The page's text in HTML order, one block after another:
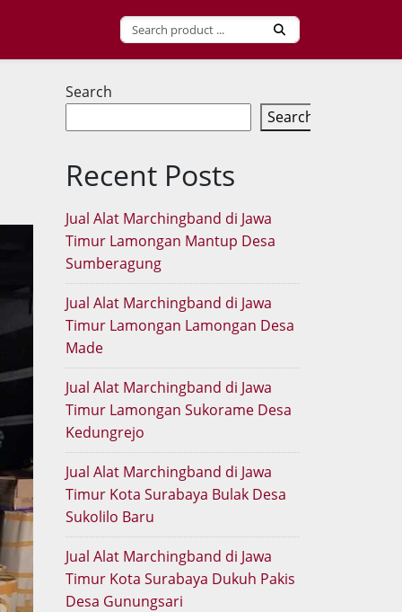
Search
Search
Recent Posts
Jual Alat Marchingband di Jawa
Timur Lamongan Mantup Desa
Sumberagung
Jual Alat Marchingband di Jawa
Timur Lamongan Lamongan Desa
Made
Jual Alat Marchingband di Jawa
Timur Lamongan Sukorame Desa
Kedungrejo
Jual Alat Marchingband di Jawa
Timur Kota Surabaya Bulak Desa
Sukolilo Baru
Jual Alat Marchingband di Jawa
Timur Kota Surabaya Dukuh Pakis
Desa Gunungsari